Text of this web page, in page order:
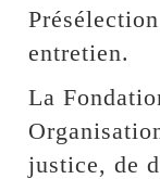
entretien.
La
justice, de